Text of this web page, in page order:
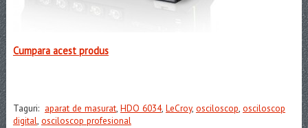
Cumpara acest produs
Taguri: aparat de masurat, HDO 6034, LeCroy, osciloscop, osciloscop
digital, osciloscop profesional